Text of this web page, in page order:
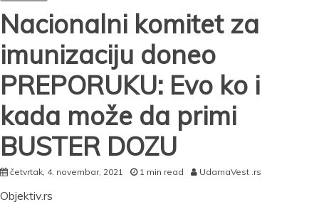
Nacionalni komitet za
imunizaciju doneo
PREPORUKU: Evo ko i
kada može da primi
BUSTER DOZU
četvrtak, 4. novembar, 2021 1 min read UdarnaVest .rs
Objektiv.rs